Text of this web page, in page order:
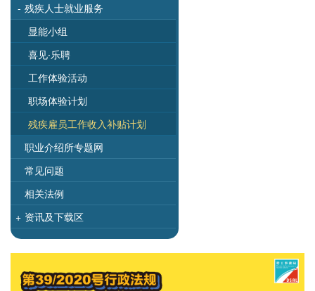
- 残疾人士就业服务
显能小组
喜见‧乐聘
工作体验活动
职场体验计划
残疾雇员工作收入补贴计划
职业介绍所专题网
常见问题
相关法例
+ 资讯及下载区